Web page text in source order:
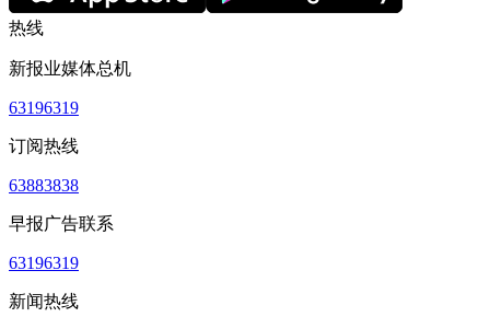
热线
新报业媒体总机
63196319
订阅热线
63883838
早报广告联系
63196319
新闻热线